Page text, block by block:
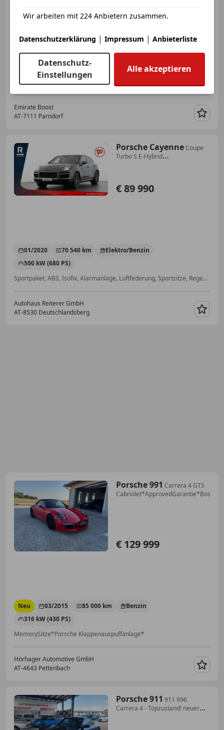
€ 135 999
03/2021 16 272 km
Emirate Boost
AT-7111 Parndorf
Porsche CayenneCoupe
Turbo S E-Hybrid
€ 89 990
01/2020 70 540 km
Elektro/Benzin
500 kW (680 PS)
Sportpaket, ABS, Isofix, Alarmanlage, Luftfederung, Sportsitze, Regensensor, Anhängerkupplung
Autohaus Reiterer GmbH
AT-8530 Deutschlandsberg
Porsche 991 Carrera 4 GTS
Cabriolet*ApprovedGarantie*Bose*
€ 129 999
Neu 03/2015 85 000 km
Benzin
316 kW (430 PS)
MemorySitze*Porsche Klappenauspuffanlage*
Hörhager Automotive GmbH
AT-4643 Pettenbach
Porsche 911 911 996
Carrera 4 - Topzustand! neuer
Wir arbeiten mit 224 Anbietern zusammen.
Datenschutzerklärung | Impressum | Anbieterliste
Datenschutz-
Einstellungen
Alle akzeptieren